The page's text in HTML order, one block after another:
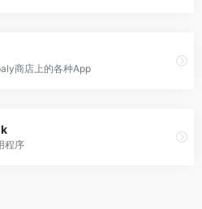
商店上的各种App
程序